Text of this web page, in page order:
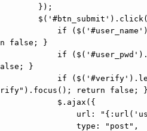
});
if
n false; }
if
alse; }
if
rify").focus(); return false; }
$.ajax({
url:
type: "post",